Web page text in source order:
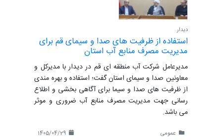
دیدار
استفاده از ظرفیت های صدا و سیمای قم برای
مدیریت مصرف منابع آب استان
مدیرعامل شرکت آب منطقه ای قم در دیدار با مدیرکل و
معاونین صدا و سیمای استان گفت؛ استفاده و بهره مندی
از ظرفیت های صدا و سیما برای آگاهی بخشی و اطلاع
رسانی جهت مدیریت مصرف منابع آب ضروری و موثر
می باشد.
عمومی